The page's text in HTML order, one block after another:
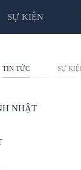
SỰ KIỆN
TIN TỨC SỰ
NHẬT